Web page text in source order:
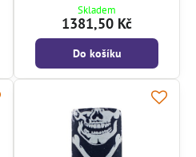
Skladem
1381,50 Kč
Do košíku